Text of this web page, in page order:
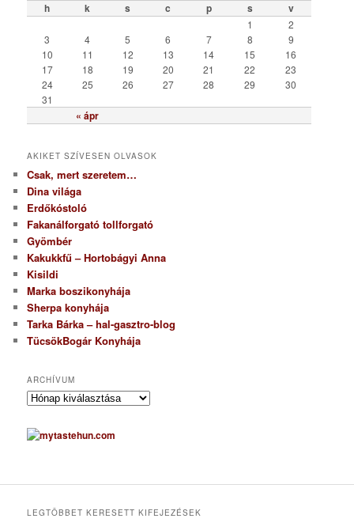
r
h k s c p s v
« ápr
1
2
3
4 5 6 7 8
9
10
11 12 13 14 15
16
17
18 19 20 21 22
23
24
25 26 27 28 29
30
31
AKIKET SZÍVESEN OLVASOK
Csak, mert szeretem…
Dina világa
Erdőkóstoló
Fakanálforgató tollforgató
Gyömbér
Kakukkfű – Hortobágyi Anna
Kisildi
Marka boszikonyhája
Sherpa konyhája
Tarka Bárka – hal-gasztro-blog
TücsökBogár Konyhája
ARCHÍVUM
A
c
h
u
LEGTÖBBET KERESETT KIFEJEZÉSEK